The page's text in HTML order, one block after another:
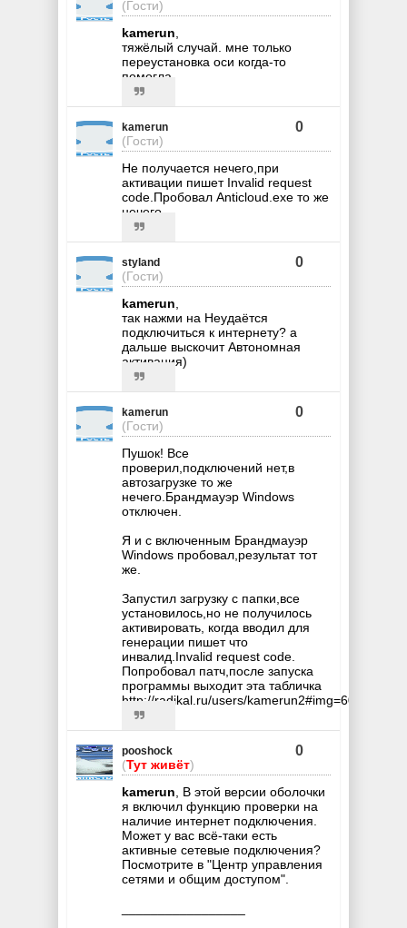
(Гости)
kamerun
тяжёлый случай. мне только
переустановка оси когда-то
помогла.
kamerun
(Гости)
0
Не получается нечего,при
активации пишет Invalid request
code.Пробовал Anticloud.exe то же
нечего.
styland
(Гости)
0
kamerun
так нажми на Неудаётся
подключиться к интернету? а
дальше выскочит Автономная
активация)
kamerun
(Гости)
0
Пушок! Все
проверил,подключений нет,в
автозагрузке то же
нечего.Брандмауэр Windows
отключен.
Я и с включенным Брандмауэр
Windows пробовал,результат тот
же.
Запустил загрузку с папки,все
установилось,но не получилось
активировать, когда вводил для
генерации пишет что
инвалид.Invalid request code.
Попробовал патч,после запуска
программы выходит эта табличка
http://radikal.ru/users/
pooshock
(Тут живёт)
0
kamerun , В этой версии оболочки
я включил функцию проверки на
наличие интернет подключения.
Может у вас всё-таки есть
активные сетевые подключения?
Посмотрите в "Центр управления
сетями и общим доступом".